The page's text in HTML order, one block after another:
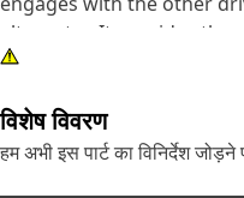
alternator. It provides the
units, to create a
efficient power
during operation.
विशेष विवरण
हम अभी इस पार्ट का विनिर्देश